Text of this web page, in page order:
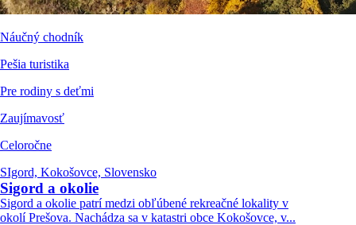
Náučný chodník
Pešia turistika
Pre rodiny s deťmi
Zaujímavosť
Celoročne
SIgord, Kokošovce, Slovensko
Sigord a okolie
Sigord a okolie patrí medzi obľúbené rekreačné lokality v
okolí Prešova. Nachádza sa v katastri obce Kokošovce, v...